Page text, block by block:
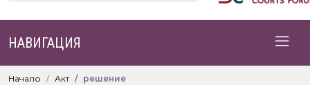
НАВИГАЦИЯ
Начало Акт решение